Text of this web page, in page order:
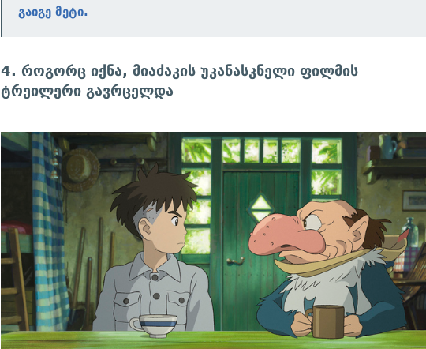
გაიგე მეტი.
4. როგორც იქნა, მიაძაკის უკანასკნელი ფილმის
ტრეილერი გავრცელდა